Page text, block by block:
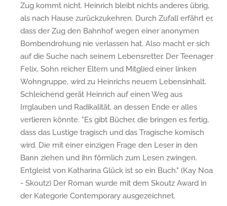
Zug kommt nicht. Heinrich bleibt nichts anderes übrig,
als nach Hause zurückzukehren. Durch Zufall erfährt er,
dass der Zug den Bahnhof wegen einer anonymen
Bombendrohung nie verlassen hat. Also macht er sich
auf die Suche nach seinem Lebensretter. Der Teenager
Felix, Sohn reicher Eltern und Mitglied einer linken
Wohngruppe, wird zu Heinrichs neuem Lebensinhalt.
Schleichend gerät Heinrich auf einen Weg aus
Irrglauben und Radikalität, an dessen Ende er alles
verlieren könnte. "Es gibt Bücher, die bringen es fertig,
dass das Lustige tragisch und das Tragische komisch
wird. Die mit einer einzigen Frage den Leser in den
Bann ziehen und ihn förmlich zum Lesen zwingen.
Entgleist von Katharina Glück ist so ein Buch." (Kay Noa
- Skoutz) Der Roman wurde mit dem Skoutz Award in
der Kategorie Contemporary ausgezeichnet.